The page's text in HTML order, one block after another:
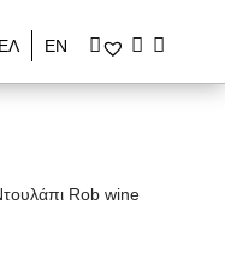
ΕΛ ΕΝ
Rob wine